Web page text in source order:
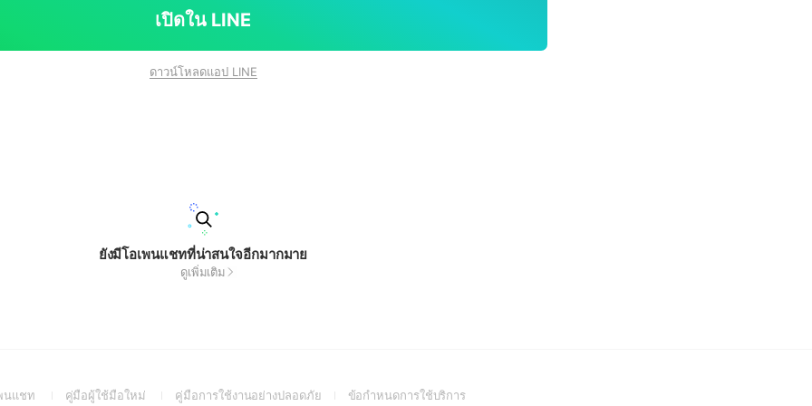
เปิดใน LINE
ดาวน์โหลดแอป LINE
ยังมีโอเพนแชทที่น่าสนใจอีกมากมาย
ดูเพิ่มเติม
นแชท
(Openคู่มือผู้ใช้มือใหม่
(Openคู่มือการใช้งานอย่างปลอดภัย(Openข้อกำหนดการใช้บริการ(Open